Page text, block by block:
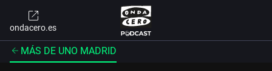
ondacero.es
MÁS DE UNO MADRID